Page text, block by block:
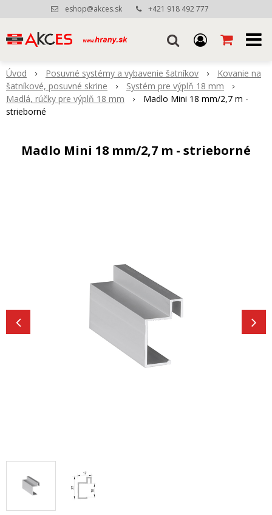
eshop@akces.sk +421 918 492 777
Úvod Posuvné systémy a vybavenie šatníkov
Kovanie na
šatníkové, posuvné skrine
Systém pre výplň 18 mm
Madlá, rúčky pre výplň 18 mm
Madlo Mini 18 mm/2,7 m -
strieborné
Madlo Mini 18 mm/2,7 m - strieborné